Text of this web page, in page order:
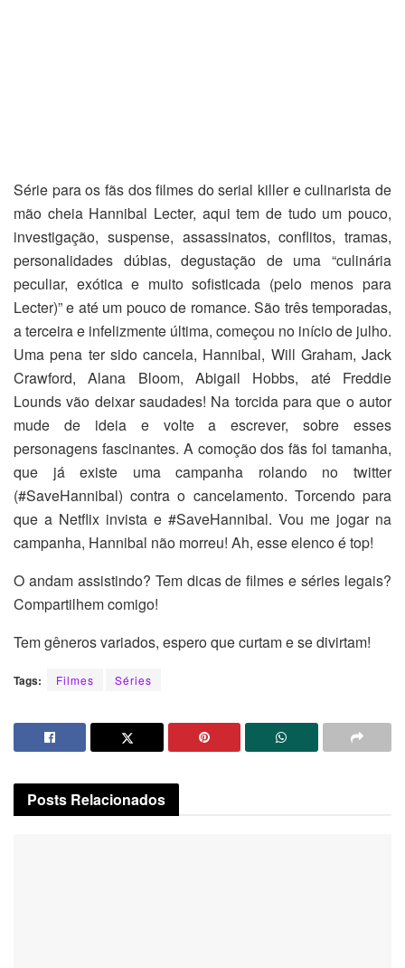
Série para os fãs dos filmes do serial killer e culinarista de
mão cheia Hannibal Lecter, aqui tem de tudo um pouco,
investigação, suspense, assassinatos, conflitos, tramas,
personalidades dúbias, degustação de uma “culinária
peculiar, exótica e muito sofisticada (pelo menos para
Lecter)” e até um pouco de romance. São três temporadas,
a terceira e infelizmente última, começou no início de julho.
Uma pena ter sido cancela, Hannibal, Will Graham, Jack
Crawford, Alana Bloom, Abigail Hobbs, até Freddie
Lounds vão deixar saudades! Na torcida para que o autor
mude de ideia e volte a escrever, sobre esses
personagens fascinantes. A comoção dos fãs foi tamanha,
que já existe uma campanha rolando no twitter
(#SaveHannibal) contra o cancelamento. Torcendo para
que a Netflix invista e #SaveHannibal. Vou me jogar na
campanha, Hannibal não morreu! Ah, esse elenco é top!
O andam assistindo? Tem dicas de filmes e séries legais?
Compartilhem comigo!
Tem gêneros variados, espero que curtam e se divirtam!
Tags: Filmes Séries
Posts Relacionados